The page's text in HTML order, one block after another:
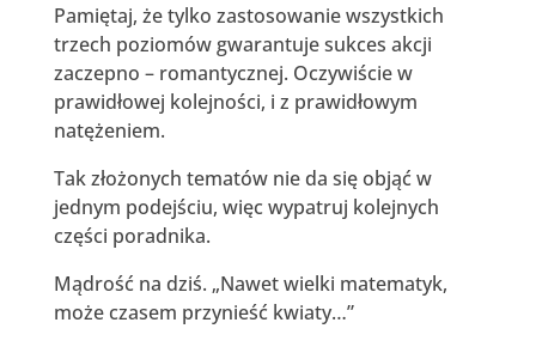
Pamiętaj, że tylko zastosowanie wszystkich
trzech poziomów gwarantuje sukces akcji
zaczepno – romantycznej. Oczywiście w
prawidłowej kolejności, i z prawidłowym
natężeniem.
Tak złożonych tematów nie da się objąć w
jednym podejściu, więc wypatruj kolejnych
części poradnika.
Mądrość na dziś. „Nawet wielki matematyk,
może czasem przynieść kwiaty…”